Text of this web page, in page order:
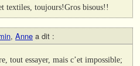
textiles, toujours!Gros bisous!!
, Anne a dit :
tout essayer, mais c’et impossible;